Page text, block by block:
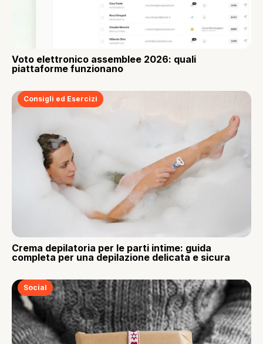
Voto elettronico assemblee 2026: quali
piattaforme funzionano
Consigli ed Esercizi
Crema depilatoria per le parti intime: guida
completa per una depilazione delicata e sicura
Social